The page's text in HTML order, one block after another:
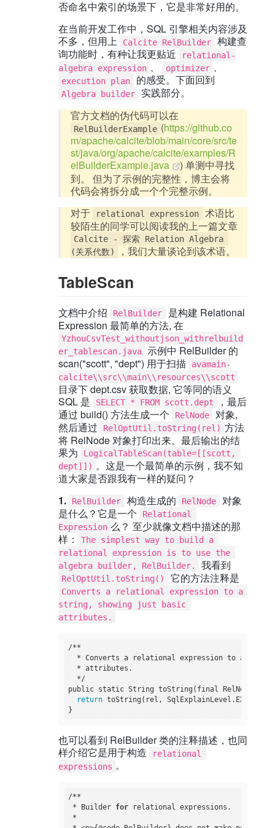
否命名中索引的场景下，它是非常好用的。
在当前开发工作中，SQL 引擎相关内容涉及
不多，但用上
Calcite RelBuilder
构建查
询功能时，有种让我更贴近
relational-
algebra expression 、 optimizer 、
execution plan 的感受。下面回到
Algebra builder
实践部分。
官方文档的伪代码可以在
RelBuilderExample (https://github.co
m/apache/calcite/blob/main/core/src/te
st/java/org/apache/calcite/examples/R
elBuilderExample.java
) 单测中寻找
到。 但为了示例的完整性，博主会将
代码会将拆分成一个个完整示例。
对于
relational expression
术语比
较陌生的同学可以阅读我的上一篇文章
Calcite - 探索 Relation Algebra
(关系代数)
，我们大量谈论到该术语。
TableScan
文档中介绍 RelBuilder
是构建 Relational
Expression 最简单的方法, 在
YzhouCsvTest_withoutjson_withrelbuild
er_tablescan.java
示例中 RelBuilder 的
scan("scott", "dept") 用于扫描
avamain-
calcite\\src\\main\\resources\\scott
目录下 dept.csv 获取数据, 它等同的语义
SQL 是
SELECT * FROM scott.dept
，最后
通过 build() 方法生成一个
RelNode
对象,
然后通过
RelOptUtil.toString(rel) 方法
将 RelNode 对象打印出来。最后输出的结
果为
LogicalTableScan(table=[[scott,
dept]]) 。这是一个最简单的示例，我不知
道大家是否跟我有一样的疑问？
1.
RelBuilder 构造生成的 RelNode
对象
是什么？它是一个
Relational
Expression 么？ 至少就像文档中描述的那
样：
The simplest way to build a
relational expression is to use the
algebra builder, RelBuilder.
我看到
RelOptUtil.toString() 它的方法注释是
Converts a relational expression to a
string, showing just basic
attributes.
/**
* Converts a relational expression to a
  * attributes.
  */
public static String toString(final RelNode
return toString(rel,
也可以看到 RelBuilder 类的注释描述，也同
样介绍它是用于构造
relational
expressions 。
/**
* Builder for relational expressions.
*